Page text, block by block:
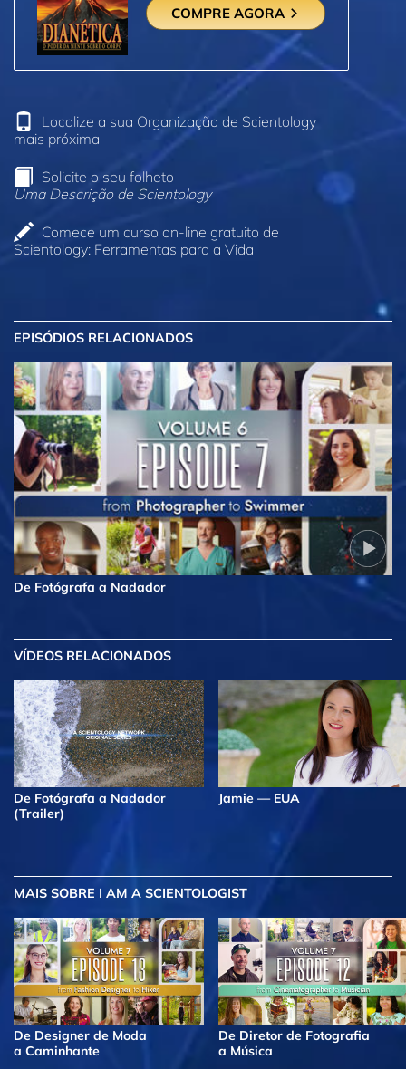
COMPRE AGORA
Localize a sua Organização de Scientology
mais próxima
Solicite o seu folheto
Uma Descrição de Scientology
Comece um curso on‑line gratuito de
Scientology: Ferramentas para a Vida
EPISÓDIOS RELACIONADOS
De Fotógrafa a Nadador
VÍDEOS RELACIONADOS
De Fotógrafa a Nadador
(Trailer)
Jamie — EUA
MAIS SOBRE I AM A SCIENTOLOGIST
De Designer de Moda
a Caminhante
De Diretor de Fotografia
a Música